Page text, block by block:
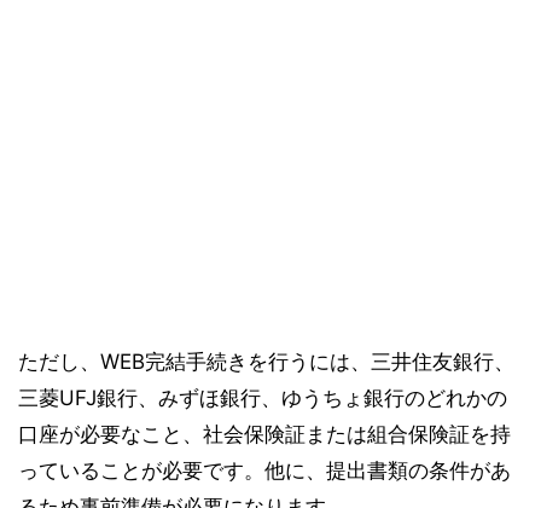
ただし、WEB完結手続きを行うには、三井住友銀行、
三菱UFJ銀行、みずほ銀行、ゆうちょ銀行のどれかの
口座が必要なこと、社会保険証または組合保険証を持
っていることが必要です。他に、提出書類の条件があ